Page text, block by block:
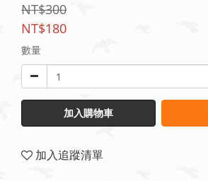
NT$300
NT$180
數量
加入購物車
加入追蹤清單